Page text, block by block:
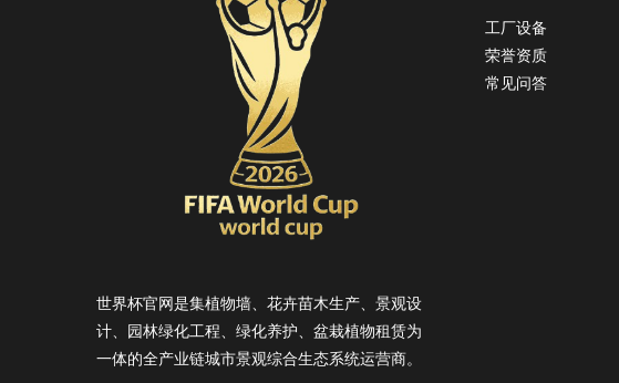
世界杯官网是集植物墙、花卉苗木生产、景观设
计、园林绿化工程、绿化养护、盆栽植物租赁为
一体的全产业链城市景观综合生态系统运营商。
工厂设备
荣誉资质
常见问答